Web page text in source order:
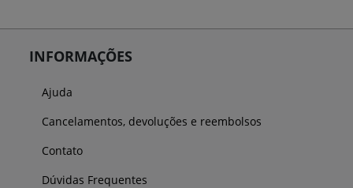
INFORMAÇÕES
Ajuda
Cancelamentos, devoluções e reembolsos
Contato
Dúvidas Frequentes